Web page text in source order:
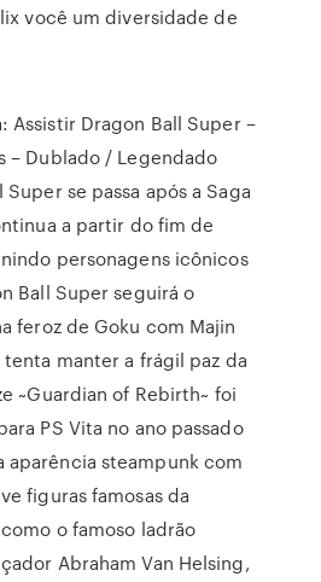
você um diversidade de
Assistir Dragon Ball Super –
– Dublado / Legendado
se passa após a Saga
a partir do fim de
personagens icônicos
Ball Super seguirá o
feroz de Goku com Majin
manter a frágil paz da
~Guardian of Rebirth~ foi
PS Vita no ano passado
aparência steampunk com
figuras famosas da
o famoso ladrão
Abraham Van Helsing,